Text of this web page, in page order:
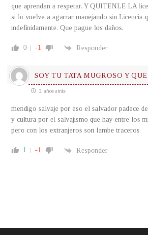
que aprendan a respetar. Y QUITENLE LA
si lo vuelve a agarrar manejando sin Licencia
indefinidamente. Que pague los daños.
0 -1 Responder
SOY TU TATA MUGROSO Y QUE
2 años atrás
mendigo salvaje por eso el salvador padece
y cultura por el salvajismo que hay entre los
pero con los extranjeros son lambe traceros
1 -1 Responder